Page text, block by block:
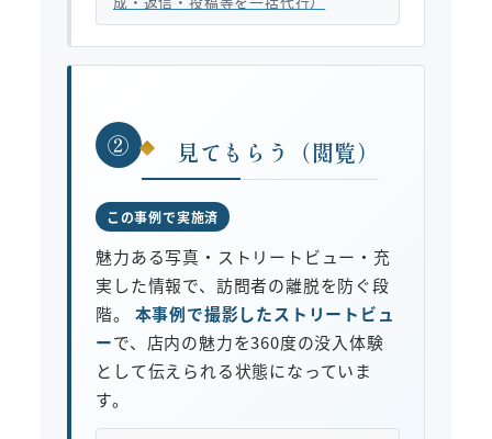
② 見てもらう（閲覧）
この事例で実施済
魅力ある写真・ストリートビュー・充
実した情報で、訪問者の離脱を防ぐ段
階。 本事例で撮影したストリートビュ
ーで、店内の魅力を360度の没入体験
として伝えられる状態になっていま
す。